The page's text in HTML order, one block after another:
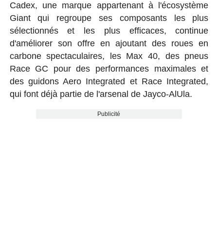
Cadex, une marque appartenant à l'écosystème
Giant qui regroupe ses composants les plus
sélectionnés et les plus efficaces, continue
d'améliorer son offre en ajoutant des roues en
carbone spectaculaires, les Max 40, des pneus
Race GC pour des performances maximales et
des guidons Aero Integrated et Race Integrated,
qui font déjà partie de l'arsenal de Jayco-AlUla.
Publicité